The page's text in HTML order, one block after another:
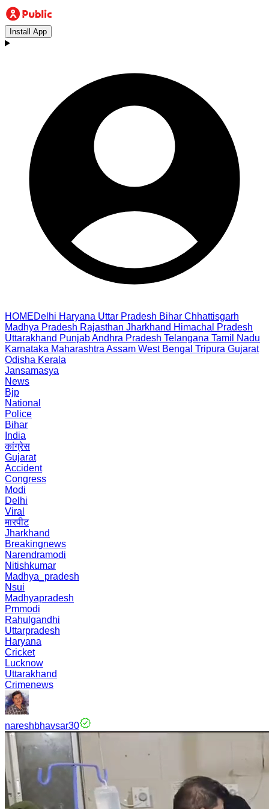
Install App
HOMEDelhi Haryana Uttar Pradesh Bihar Chhattisgarh
Madhya Pradesh Rajasthan Jharkhand Himachal Pradesh
Uttarakhand PunjabAndhra Pradesh Telangana Tamil Nadu
Karnataka Maharashtra Assam West Bengal Tripura Gujarat
Odisha Kerala
Jansamasya
News
Bjp
National
Police
Bihar
India
कांग्रेस
Gujarat
Accident
Congress
Modi
Delhi
Viral
मारपीट
Jharkhand
Breakingnews
Narendramodi
Nitishkumar
Madhya_pradesh
Nsui
Madhyapradesh
Pmmodi
Rahulgandhi
Uttarpradesh
Haryana
Cricket
Lucknow
Uttarakhand
Crimenews
nareshbhavsar30